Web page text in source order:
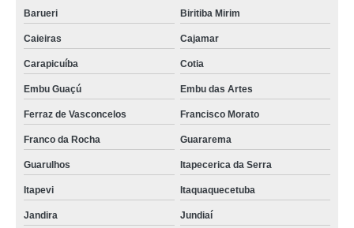
Barueri Biritiba Mirim
Caieiras Cajamar
Carapicuíba Cotia
Embu Guaçú Embu das Artes
Ferraz de Vasconcelos Francisco Morato
Franco da Rocha Guararema
Guarulhos Itapecerica da Serra
Itapevi Itaquaquecetuba
Jandira Jundiaí